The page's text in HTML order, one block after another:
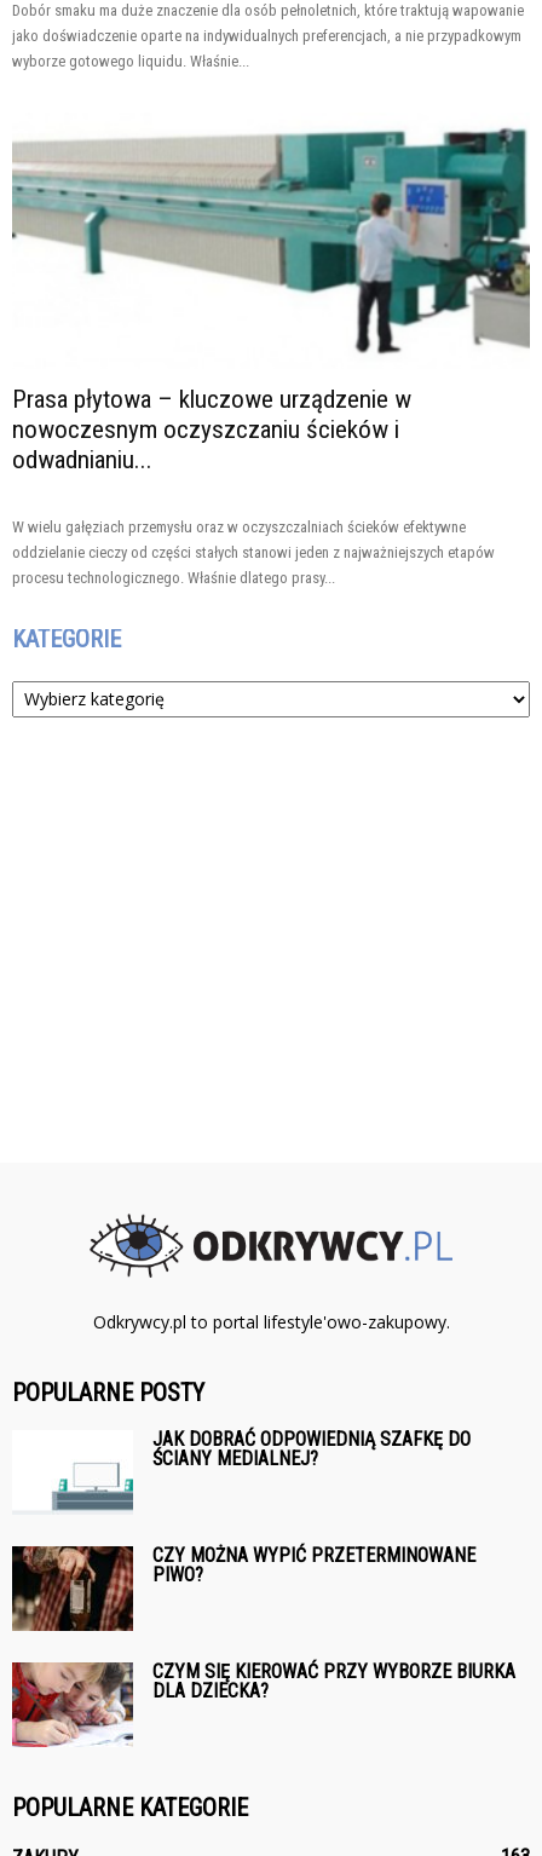
Dobór smaku ma duże znaczenie dla osób pełnoletnich, które traktują wapowanie
jako doświadczenie oparte na indywidualnych preferencjach, a nie przypadkowym
wyborze gotowego liquidu. Właśnie...
Prasa płytowa – kluczowe urządzenie w
nowoczesnym oczyszczaniu ścieków i
odwadnianiu...
W wielu gałęziach przemysłu oraz w oczyszczalniach ścieków efektywne
oddzielanie cieczy od części stałych stanowi jeden z najważniejszych etapów
procesu technologicznego. Właśnie dlatego prasy...
KATEGORIE
Kategorie
Odkrywcy.pl to portal lifestyle'owo-zakupowy.
POPULARNE POSTY
JAK DOBRAĆ ODPOWIEDNIĄ SZAFKĘ DO
ŚCIANY MEDIALNEJ?
CZY MOŻNA WYPIĆ PRZETERMINOWANE
PIWO?
CZYM SIĘ KIEROWAĆ PRZY WYBORZE BIURKA
DLA DZIECKA?
POPULARNE KATEGORIE